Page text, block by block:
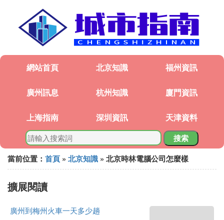
網站首頁 北京知識 福州資訊
廣州訊息 杭州知識 廈門資訊
上海指南 深圳資訊 天津資料
搜索
當前位置： 首頁 » 北京知識 » 北京時林電腦公司怎麼樣
擴展閱讀
廣州到梅州火車一天多少趟